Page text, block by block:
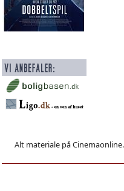
Alt materiale på